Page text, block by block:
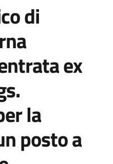
di
ex
la
posto a